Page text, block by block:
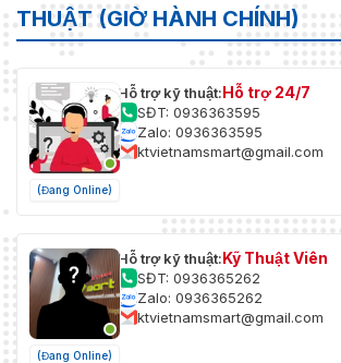
THUẬT (GIỜ HÀNH CHÍNH)
(Đang Online)
Hỗ trợ kỹ thuật:Hỗ trợ 24/7
SĐT: 0936363595
Zalo: 0936363595
ktvietnamsmart@gmail.com
(Đang Online)
Hỗ trợ kỹ thuật:Kỹ Thuật Viên
SĐT: 0936365262
Zalo: 0936365262
ktvietnamsmart@gmail.com